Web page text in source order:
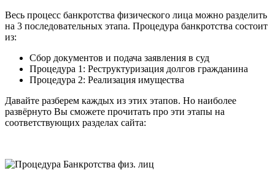
Весь процесс банкротства физического лица можно разделить
на 3 последовательных этапа. Процедура банкротства состоит
из:
Сбор документов и подача заявления в суд
Процедура 1: Реструктуризация долгов гражданина
Процедура 2: Реализация имущества
Давайте разберем каждых из этих этапов. Но наиболее
развёрнуто Вы сможете прочитать про эти этапы на
соответствующих разделах сайта: